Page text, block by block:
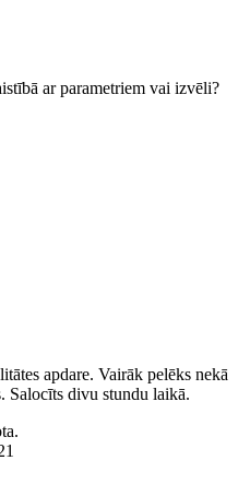
ar parametriem vai izvēli?
apdare. Vairāk pelēks nekā
Salocīts divu stundu laikā.